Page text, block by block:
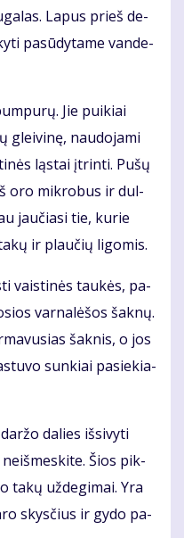
La­pus prieš de­
pa­sū­dy­ta­me van­de­
Jie pui­kiai
glei­vi­nę, nau­do­ja­mi
ląs­tai įtrin­ti. Pu­šų
oro mik­ro­bus ir dul­
jau­čia­si tie, ku­rie
ir plau­čių li­go­mis.
vais­ti­nės tau­kės, pa­
var­na­lė­šos šak­nų.
šak­nis, o jos
sun­kiai pa­sie­kia­
da­lies iš­si­vy­ti
Šios pik­
ta­kų už­de­gi­mai. Yra
skys­čius ir gy­do pa­